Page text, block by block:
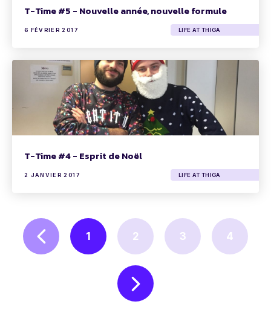
T-Time #5 - Nouvelle année, nouvelle formule
6 FÉVRIER 2017 LIFE AT THIGA
T-Time #4 - Esprit de Noël
2 JANVIER 2017 LIFE AT THIGA
1 2 3 4